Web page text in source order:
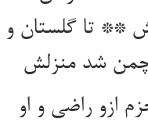
** تا گلستان و
شد منزلش
ازو راضی و او